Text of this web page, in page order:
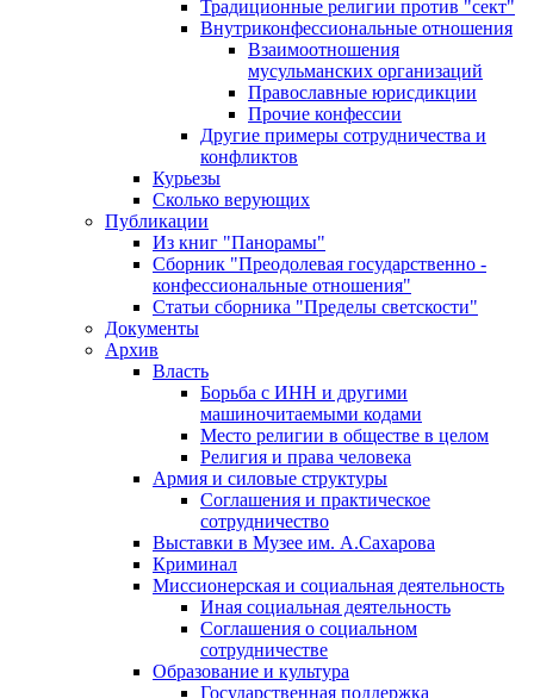
Традиционные религии против "сект"
Внутриконфессиональные отношения
Взаимоотношения
мусульманских организаций
Православные юрисдикции
Прочие конфессии
Другие примеры сотрудничества и
конфликтов
Курьезы
Сколько верующих
Публикации
Из книг "Панорамы"
Сборник "Преодолевая государственно -
конфессиональные отношения"
Статьи сборника "Пределы светскости"
Документы
Архив
Власть
Борьба с ИНН и другими
машиночитаемыми кодами
Место религии в обществе в целом
Религия и права человека
Армия и силовые структуры
Соглашения и практическое
сотрудничество
Выставки в Музее им. А.Сахарова
Криминал
Миссионерская и социальная деятельность
Иная социальная деятельность
Соглашения о социальном
сотрудничестве
Образование и культура
Государственная поддержка